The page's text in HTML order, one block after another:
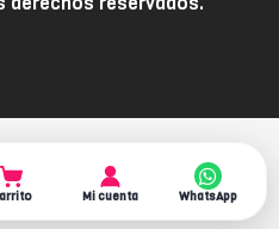
Mi cuenta